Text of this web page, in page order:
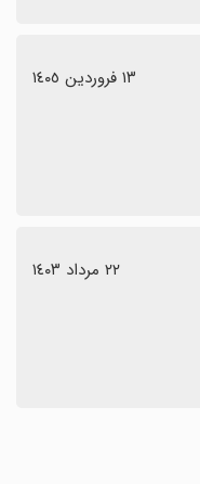
١٣ فروردین ١٤٠٥
٢٢ مرداد ١٤٠٣